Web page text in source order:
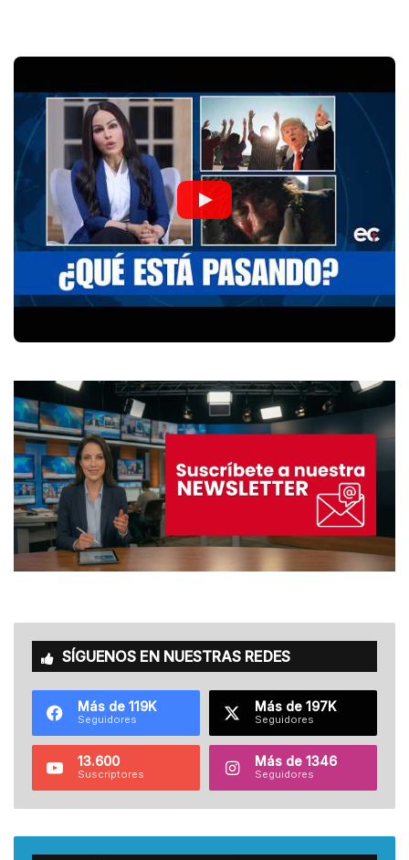
SÍGUENOS EN NUESTRAS REDES
Más de 119K
Seguidores
Más de 197K
Seguidores
13.600
Suscriptores
Más de 1346
Seguidores